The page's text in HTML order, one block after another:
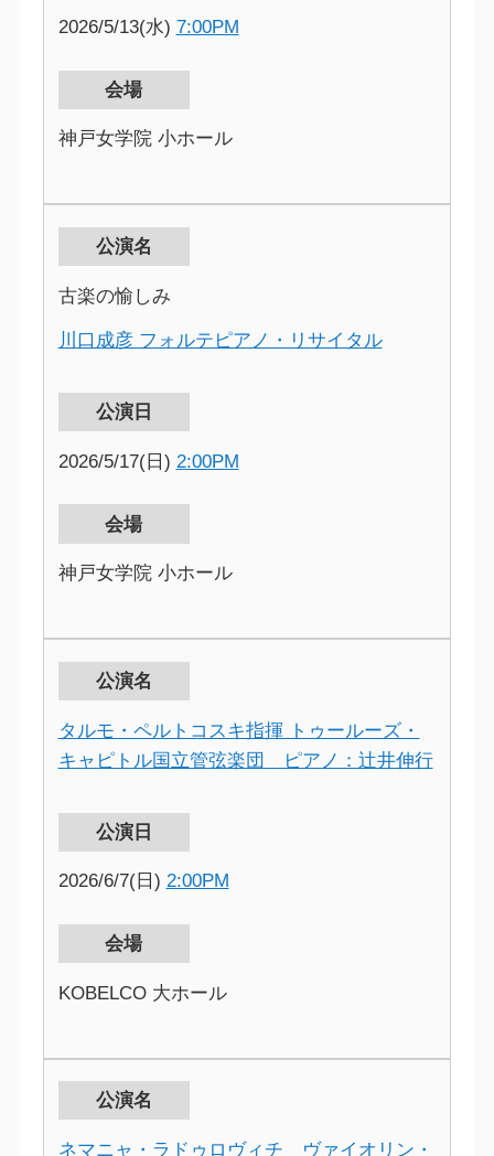
2026/5/13(水) 7:00PM
会場
神戸女学院 小ホール
公演名
古楽の愉しみ
川口成彦 フォルテピアノ・リサイタル
公演日
2026/5/17(日) 2:00PM
会場
神戸女学院 小ホール
公演名
タルモ・ペルトコスキ指揮 トゥールーズ・
キャピトル国立管弦楽団 ピアノ：辻井伸行
公演日
2026/6/7(日) 2:00PM
会場
KOBELCO 大ホール
公演名
ネマニャ・ラドゥロヴィチ ヴァイオリン・